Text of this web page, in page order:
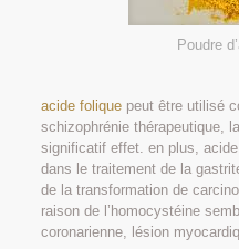
Poudre
acide foliquepeut être utilisé
schizophrénie thérapeutique,
significatif effet. en plus,
dans le traitement de la
de la transformation de
raison de l’homocystéine
coronarienne, lésion